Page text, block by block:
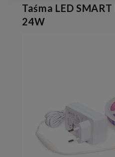
Taśma LED SMART RGB 5m KOBI
24W